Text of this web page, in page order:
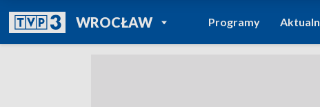
WROCŁAWPOWRÓT DO
TVP REGIONY
Programy